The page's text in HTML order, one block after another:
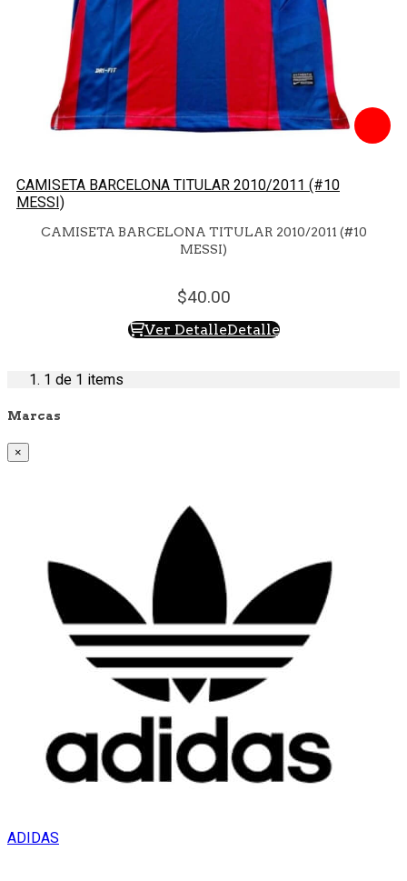
CAMISETA BARCELONA TITULAR 2010/2011 (#10
MESSI)
CAMISETA BARCELONA TITULAR 2010/2011 (#10
MESSI)
40.00
Ver DetalleDetalle
1 de 1 items
Marcas
×
ADIDAS